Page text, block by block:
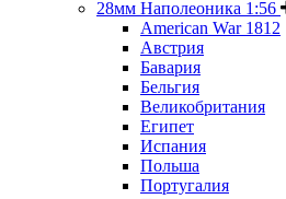
28мм Наполеоника 1:56
American War 1812
Австрия
Бавария
Бельгия
Великобритания
Египет
Испания
Польша
Португалия